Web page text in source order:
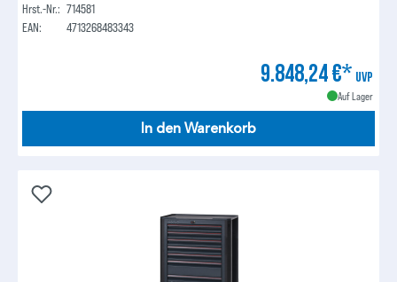
Hrst.-Nr.: 714581
EAN:
4713268483343
9.848,24 €* UVP
Auf Lager
In den Warenkorb